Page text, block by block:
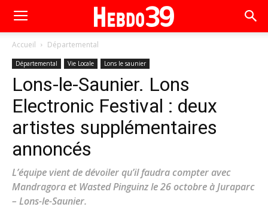
Accueil Départemental
Départemental Vie Locale Lons le saunier
Lons-le-Saunier. Lons
Electronic Festival : deux
artistes supplémentaires
annoncés
L’équipe vient de dévoiler qu’il faudra compter avec
Mandragora et Wasted Pinguinz le 26 octobre à Juraparc
– Lons-le-Saunier.